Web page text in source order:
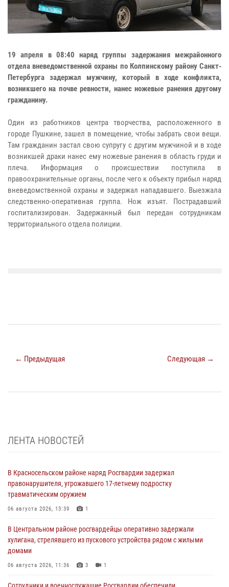
19 апреля в 08:40 наряд группы задержания межрайонного
отдела вневедомственной охраны по Колпинскому району Санкт-
Петербурга задержал мужчину, который в ходе конфликта,
возникшего на почве ревности, нанес ножевые ранения другому
гражданину.
Один из работников центра творчества, расположенного в
городе Пушкине, зашел в помещение, чтобы забрать свои вещи.
Там гражданин застал свою супругу с другим мужчиной и в ходе
возникшей драки нанес ему ножевые ранения в область груди и
плеча. Информация о происшествии поступила в
правоохранительные органы, после чего к объекту прибыл наряд
вневедомственной охраны и задержал нападавшего. Выезжала
следственно-оперативная группа. Нож изъят. Пострадавший
госпитализирован. Задержанный был передан сотрудникам
территориального отдела полиции.
← Предыдущая Следующая →
ЛЕНТА НОВОСТЕЙ
В Красносельском районе наряд Росгвардии задержал
правонарушителя, угрожавшего 17-летнему подростку
травматическим оружием
06 августа 2026, 13:39 1
В Центральном районе росгвардейцы оперативно задержали
хулигана, стрелявшего из пускового устройства рядом с жилыми
домами
06 августа 2026, 11:36 3 1
Сотрудники и военнослужащие Росгвардии обеспечили